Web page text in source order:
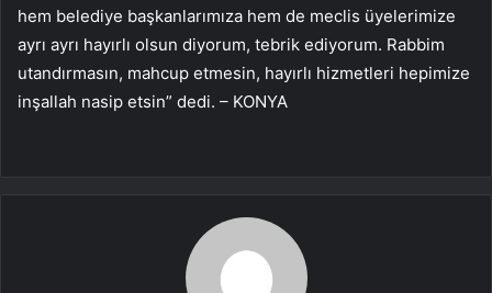
hem belediye başkanlarımıza hem de meclis üyelerimize
ayrı ayrı hayırlı olsun diyorum, tebrik ediyorum. Rabbim
utandırmasın, mahcup etmesin, hayırlı hizmetleri hepimize
inşallah nasip etsin” dedi. – KONYA